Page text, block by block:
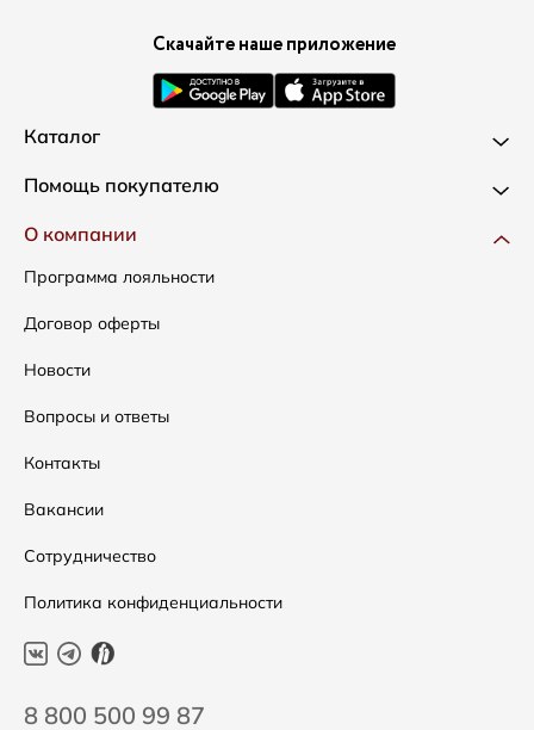
Скачайте наше приложение
Каталог
Новинки
Одежда
Сумки
Аксессуары
Распродажа
Подарочные сертификаты
Помощь покупателю
Доставка и оплата
Как оформить заказ
Условия возвратов
Таблица размеров
Уход за одеждой
О компании
Программа лояльности
Договор оферты
Новости
Вопросы и ответы
Контакты
Вакансии
Сотрудничество
Политика конфиденциальности
8 800 500 99 87